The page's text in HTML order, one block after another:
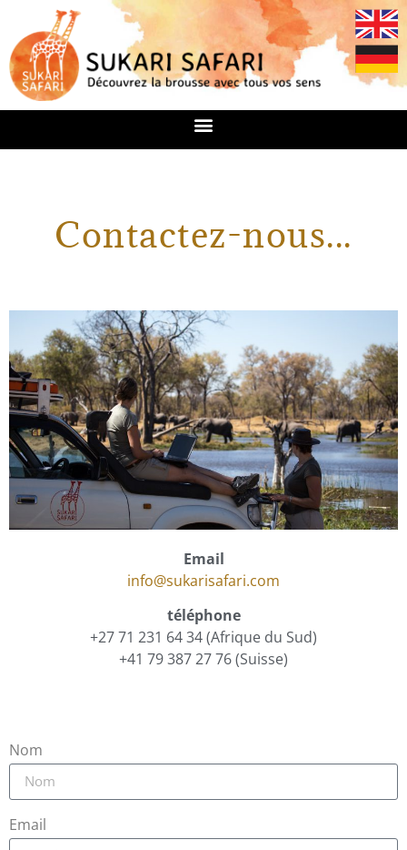
Contactez-nous...
Email
info@sukarisafari.com
​téléphone
+27 71 231 64 34 (Afrique du Sud)
+41 79 387 27 76 (​Suisse)
Nom
Email